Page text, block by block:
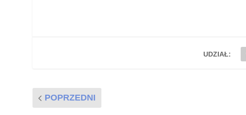
UDZIAŁ:
POPRZEDNI